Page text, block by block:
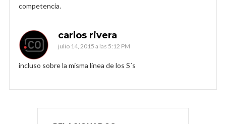
competencia.
carlos rivera
julio 14, 2015 a las 5:12 PM
incluso sobre la misma línea de los S´s